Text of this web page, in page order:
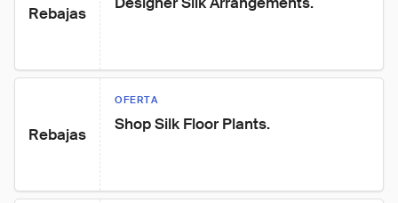
Rebajas
Rebajas
OFERTA
Shop Silk Floor Plants.